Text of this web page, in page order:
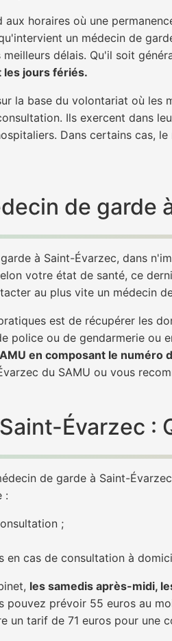
aux horaires où une
un médecin de
délais. Qu'il soit
les jours fériés.
la base du volontariat où les
Ils exercent dans
Dans certains cas,
de garde
à Saint-Évarzec, dans
votre état de santé, ce
au plus vite un médecin
est de récupérer les
police ou de gendarmerie ou
en composant le numéro
du SAMU ou vous
Évarzec :
de garde à Saint-
:
;
en cas de consultation à
les samedis après-midi,
pouvez prévoir 55 euros au
un tarif de 71 euros pour une